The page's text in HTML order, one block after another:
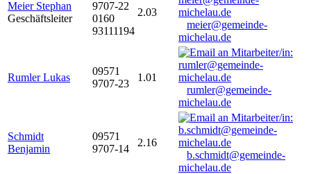
Meier Stephan
Geschäftsleiter
9707-22
0160
93111194
2.03
meier@gemeinde-
michelau.de
Rumler Lukas
09571
9707-23
1.01
rumler@gemeinde-
michelau.de
Schmidt
Benjamin
09571
9707-14
2.16
b.schmidt@gemeinde-
michelau.de